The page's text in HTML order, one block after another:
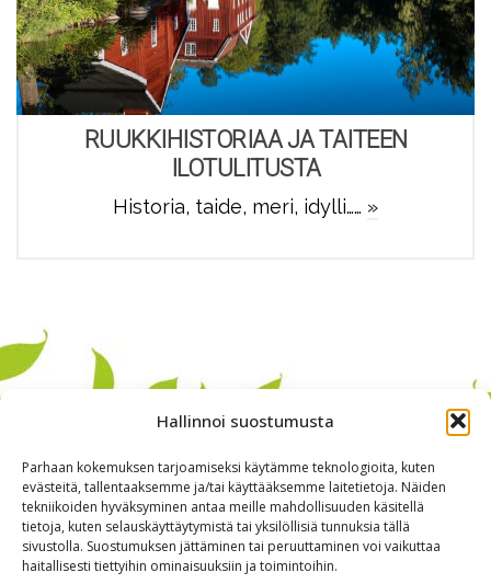
Hallinnoi suostumusta
Parhaan kokemuksen tarjoamiseksi käytämme teknologioita, kuten
evästeitä, tallentaaksemme ja/tai käyttääksemme laitetietoja. Näiden
tekniikoiden hyväksyminen antaa meille mahdollisuuden käsitellä
tietoja, kuten selauskäyttäytymistä tai yksilöllisiä tunnuksia tällä
sivustolla. Suostumuksen jättäminen tai peruuttaminen voi vaikuttaa
haitallisesti tiettyihin ominaisuuksiin ja toimintoihin.
RUUKKIHISTORIAA JA TAITEEN
ILOTULITUSTA
Historia, taide, meri, idylli…… »